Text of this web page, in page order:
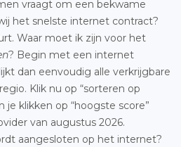
vraagt om een bekwame
het snelste internet contract?
Waar moet ik zijn voor het
? Begin met een internet
dan eenvoudig alle verkrijgbare
Klik nu op “sorteren op
je klikken op “hoogste score”
van augustus 2026.
aangesloten op het internet?